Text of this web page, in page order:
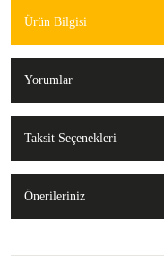
Ürün Bilgisi
Yorumlar
Taksit Seçenekleri
Önerileriniz